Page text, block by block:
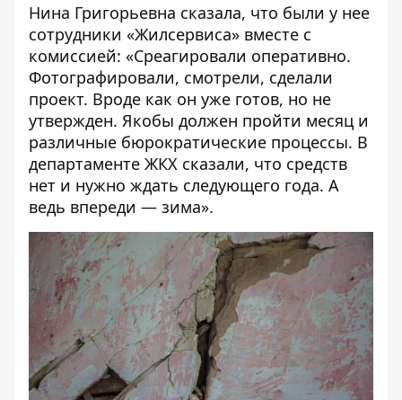
Нина Григорьевна сказала, что были у нее
сотрудники «Жилсервиса» вместе с
комиссией: «Среагировали оперативно.
Фотографировали, смотрели, сделали
проект. Вроде как он уже готов, но не
утвержден. Якобы должен пройти месяц и
различные бюрократические процессы. В
департаменте ЖКХ сказали, что средств
нет и нужно ждать следующего года. А
ведь впереди — зима».